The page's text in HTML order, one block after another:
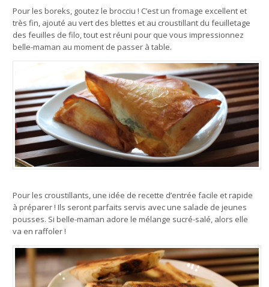
Pour les boreks, goutez le brocciu ! C’est un fromage excellent et
très fin, ajouté au vert des blettes et au croustillant du feuilletage
des feuilles de filo, tout est réuni pour que vous impressionnez
belle-maman au moment de passer à table.
Pour les croustillants, une idée de recette d’entrée facile et rapide
à préparer ! Ils seront parfaits servis avec une salade de jeunes
pousses. Si belle-maman adore le mélange sucré-salé, alors elle
va en raffoler !